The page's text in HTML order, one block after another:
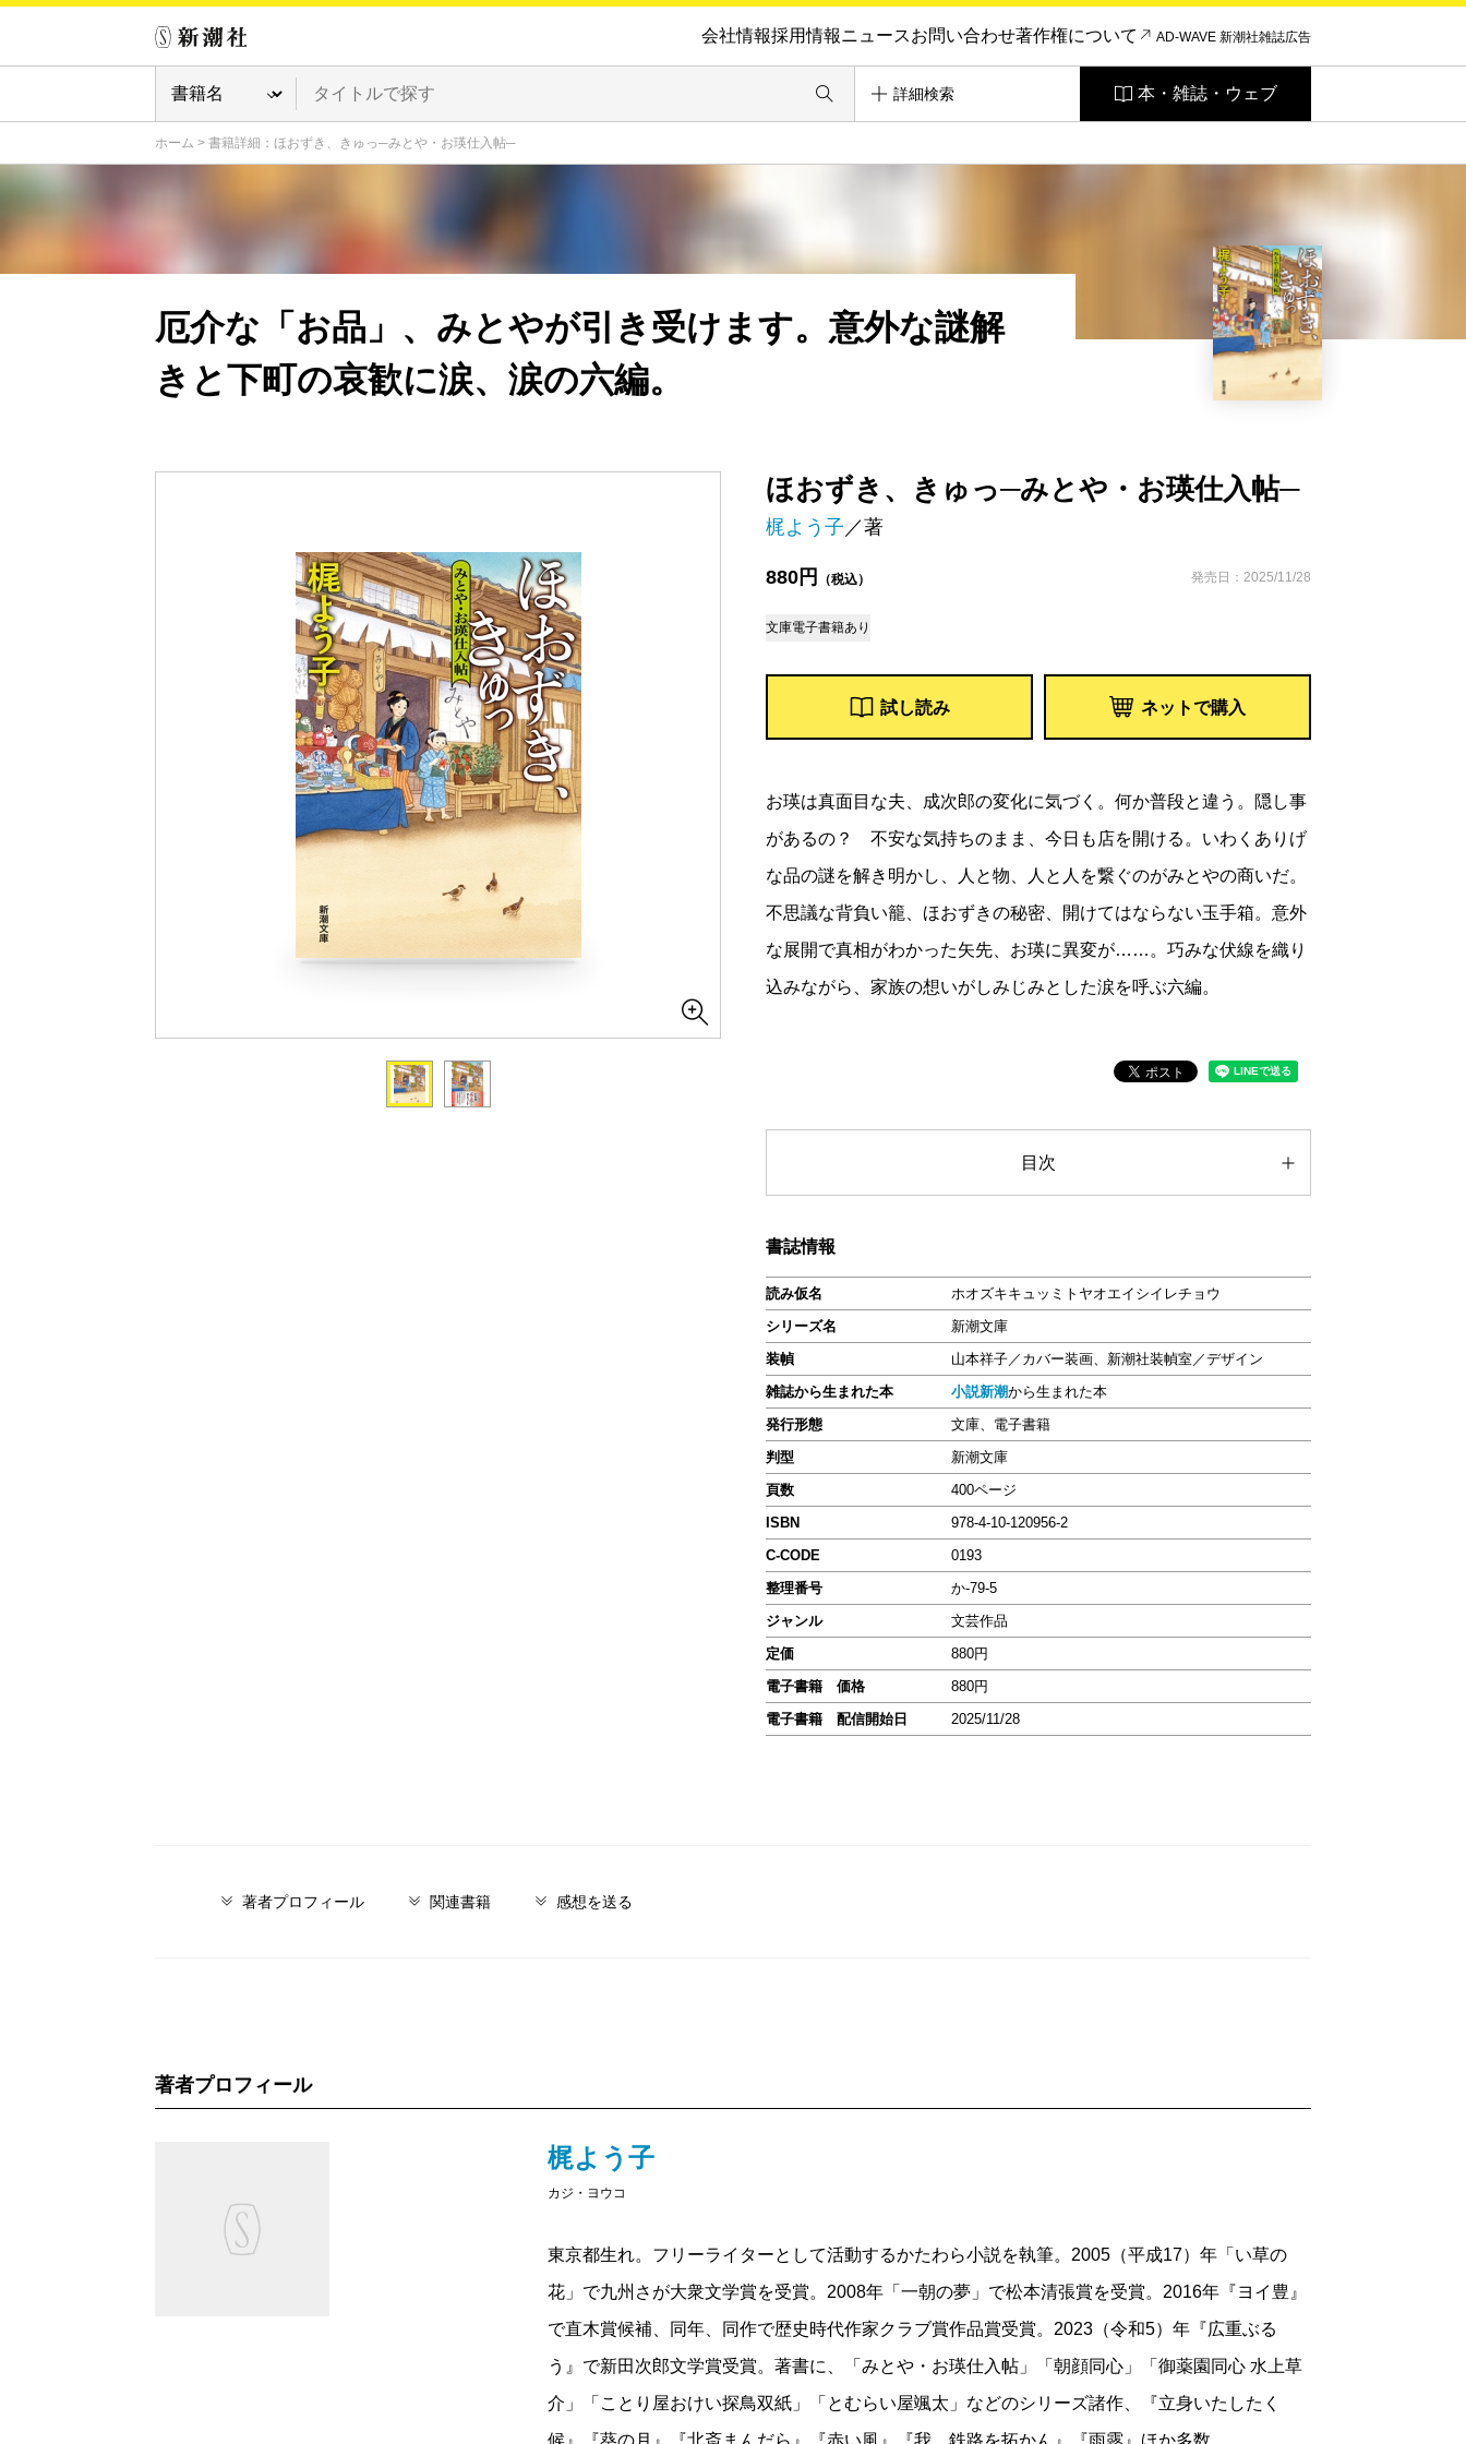
会社情報採用情報ニュースお問い合わせ著作権について AD-WAVE 新潮社雑誌広告
詳細検索 本・雑誌・ウェブ
ホーム > 書籍詳細：ほおずき、きゅっ─みとや・お瑛仕入帖─
ほおずき、きゅっ─みとや・お瑛仕入帖─
梶よう子 ／著
880円 （税込） 発売日：2025/11/28
文庫電子書籍あり
試し読み ネットで購入
厄介な「お品」、みとやが引き受けます。意外な謎解
きと下町の哀歓に涙、涙の六編。
お瑛は真面目な夫、成次郎の変化に気づく。何か普段と違う。隠し事
があるの？ 不安な気持ちのまま、今日も店を開ける。いわくありげ
な品の謎を解き明かし、人と物、人と人を繋ぐのがみとやの商いだ。
不思議な背負い籠、ほおずきの秘密、開けてはならない玉手箱。意外
な展開で真相がわかった矢先、お瑛に異変が……。巧みな伏線を織り
込みながら、家族の想いがしみじみとした涙を呼ぶ六編。
目次
書誌情報
読み仮名
ホオズキキュッミトヤオエイシイレチョウ
シリーズ名
新潮文庫
装幀
山本祥子／カバー装画、新潮社装幀室／デザイン
雑誌から生まれた本
小説新潮から生まれた本
発行形態
文庫、電子書籍
判型
新潮文庫
頁数
400ページ
ISBN
978-4-10-120956-2
C-CODE
0193
整理番号
か-79-5
ジャンル
文芸作品
定価
880円
電子書籍 価格
880円
電子書籍 配信開始日
2025/11/28
著者プロフィール 関連書籍 感想を送る
著者プロフィール
梶よう子
カジ・ヨウコ
東京都生れ。フリーライターとして活動するかたわら小説を執筆。2005（平成17）年「い草の
花」で九州さが大衆文学賞を受賞。2008年「一朝の夢」で松本清張賞を受賞。2016年『ヨイ豊』
で直木賞候補、同年、同作で歴史時代作家クラブ賞作品賞受賞。2023（令和5）年『広重ぶる
う』で新田次郎文学賞受賞。著書に、「みとや・お瑛仕入帖」「朝顔同心」「御薬園同心 水上草
介」「ことり屋おけい探鳥双紙」「とむらい屋颯太」などのシリーズ諸作、『立身いたしたく
候』『葵の月』『北斎まんだら』『赤い風』『我、鉄路を拓かん』『雨露』ほか多数。